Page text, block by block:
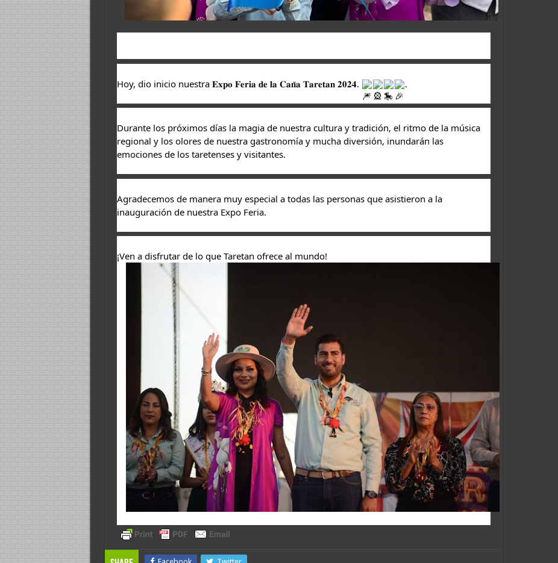
Hoy, dio inicio nuestra 𝐄𝐱𝐩𝐨 𝐅𝐞𝐫𝐢𝐚 𝐝𝐞 𝐥𝐚 𝐂𝐚𝐧̃𝐚 𝐓𝐚𝐫𝐞𝐭𝐚𝐧 𝟐𝟎𝟐𝟒. .
Durante los próximos días la magia de nuestra cultura y tradición, el ritmo de la música
regional y los olores de nuestra gastronomía y mucha diversión, inundarán las
emociones de los taretenses y visitantes.
Agradecemos de manera muy especial a todas las personas que asistieron a la
inauguración de nuestra Expo Feria.
¡Ven a disfrutar de lo que Taretan ofrece al mundo!